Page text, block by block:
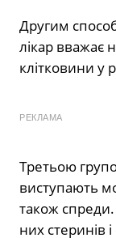
Другим
лікар вважає
клітковини у
РЕКЛАМА
Третьою
виступають
також
них стеринів